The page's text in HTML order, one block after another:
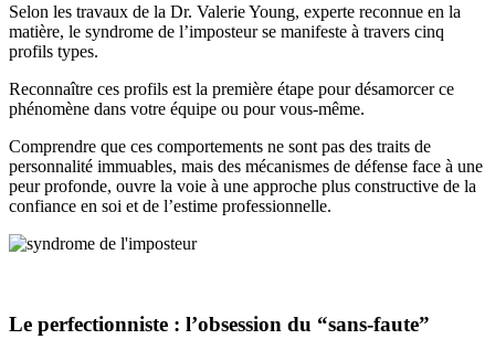
Selon les travaux de la Dr. Valerie Young, experte reconnue en la
matière, le syndrome de l’imposteur se manifeste à travers cinq
profils types.
Reconnaître ces profils est la première étape pour désamorcer ce
phénomène dans votre équipe ou pour vous-même.
Comprendre que ces comportements ne sont pas des traits de
personnalité immuables, mais des mécanismes de défense face à une
peur profonde, ouvre la voie à une approche plus constructive de la
confiance en soi et de l’estime professionnelle.
Le perfectionniste : l’obsession du “sans-faute”